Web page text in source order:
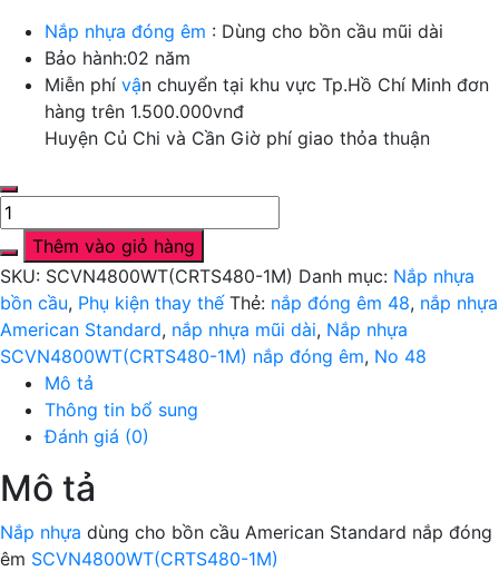
Nắp nhựa đóng êm : Dùng cho bồn cầu mũi dài
Bảo hành:02 năm
Miễn phí vận chuyển tại khu vực Tp.Hồ Chí Minh đơn
hàng trên 1.500.000vnđ
Huyện Củ Chi và Cần Giờ phí giao thỏa thuận
Nắp
nhựa
SCVN4800WT(CRTS480-
1M)
nắp
đóng
êm
American
Standard
số
lượng
Thêm vào giỏ hàng
SKU: SCVN4800WT(CRTS480-1M) Danh mục: Nắp nhựa
bồn cầu, Phụ kiện thay thế Thẻ: nắp đóng êm 48, nắp nhựa
American Standard, nắp nhựa mũi dài, Nắp nhựa
SCVN4800WT(CRTS480-1M) nắp đóng êm, No 48
Mô tả
Thông tin bổ sung
Đánh giá (0)
Mô tả
Nắp nhựa dùng cho bồn cầu American Standard nắp đóng
êm SCVN4800WT(CRTS480-1M)